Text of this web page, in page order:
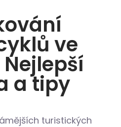
ve
a tipy
turistických